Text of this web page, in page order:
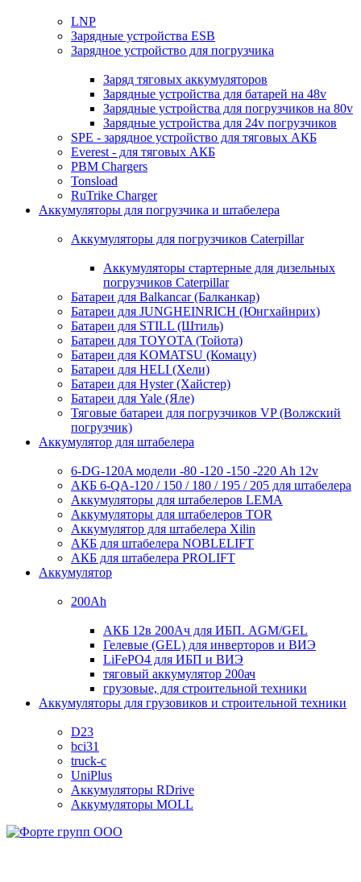
LNP
Зарядные устройства ESB
Зарядное устройство для погрузчика
Заряд тяговых аккумуляторов
Зарядные устройства для батарей на 48v
Зарядные устройства для погрузчиков на 80v
Зарядные устройства для 24v погрузчиков
SPE - зарядное устройство для тяговых АКБ
Everest - для тяговых АКБ
PBM Chargers
Tonsload
RuTrike Charger
Аккумуляторы для погрузчика и штабелера
Аккумуляторы для погрузчиков Caterpillar
Аккумуляторы стартерные для дизельных
погрузчиков Caterpillar
Батареи для Balkancar (Балканкар)
Батареи для JUNGHEINRICH (Юнгхайнрих)
Батареи для STILL (Штиль)
Батареи для TOYOTA (Тойота)
Батареи для KOMATSU (Комацу)
Батареи для HELI (Хели)
Батареи для Hyster (Хайстер)
Батареи для Yale (Яле)
Тяговые батареи для погрузчиков VP (Волжский
погрузчик)
Аккумулятор для штабелера
6-DG-120A модели -80 -120 -150 -220 Ah 12v
АКБ 6-QA-120 / 150 / 180 / 195 / 205 для штабелера
Аккумуляторы для штабелеров LEMA
Аккумуляторы для штабелеров TOR
Аккумулятор для штабелера Xilin
АКБ для штабелера NOBLELIFT
АКБ для штабелера PROLIFT
Аккумулятор
200Ah
АКБ 12в 200Ач для ИБП. AGM/GEL
Гелевые (GEL) для инверторов и ВИЭ
LiFePO4 для ИБП и ВИЭ
тяговый аккумулятор 200ач
грузовые, для строительной техники
Аккумуляторы для грузовиков и строительной техники
D23
bci31
truck-c
UniPlus
Аккумуляторы RDrive
Аккумуляторы MOLL